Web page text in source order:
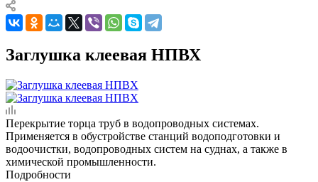
Заглушка клеевая НПВХ
Перекрытие торца труб в водопроводных системах.
Применяется в обустройстве станций водоподготовки и
водоочистки, водопроводных систем на суднах, а также в
химической промышленности.
Подробности